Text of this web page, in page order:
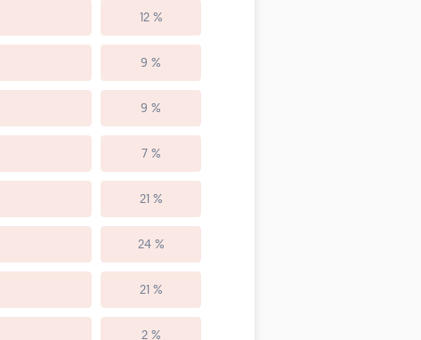
12 %
9 %
9 %
7 %
21 %
24 %
21 %
2 %